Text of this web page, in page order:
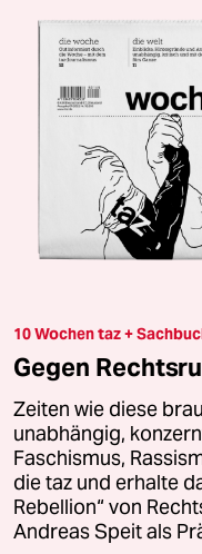
10 Wochen taz +
Gegen
Zeiten wie diese
unabhängig,
Faschismus,
die taz und erhalte
Rebellion“ von
Andreas Speit als